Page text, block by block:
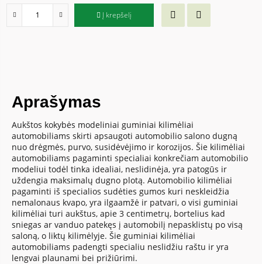
Į krepšelį
Aprašymas
Aukštos kokybės modeliniai guminiai kilimėliai
automobiliams skirti apsaugoti automobilio salono dugną
nuo drėgmės, purvo, susidėvėjimo ir korozijos. Šie kilimėliai
automobiliams pagaminti specialiai konkrečiam automobilio
modeliui todėl tinka idealiai, neslidinėja, yra patogūs ir
uždengia maksimalų dugno plotą. Automobilio kilimėliai
pagaminti iš specialios sudėties gumos kuri neskleidžia
nemalonaus kvapo, yra ilgaamžė ir patvari, o visi guminiai
kilimėliai turi aukštus, apie 3 centimetrų, bortelius kad
sniegas ar vanduo patekęs į automobilį nepasklistų po visą
saloną, o liktų kilimėlyje. Šie guminiai kilimėliai
automobiliams padengti specialiu neslidžiu raštu ir yra
lengvai plaunami bei prižiūrimi.